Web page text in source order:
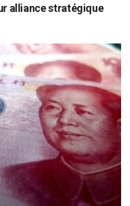
alliance stratégique